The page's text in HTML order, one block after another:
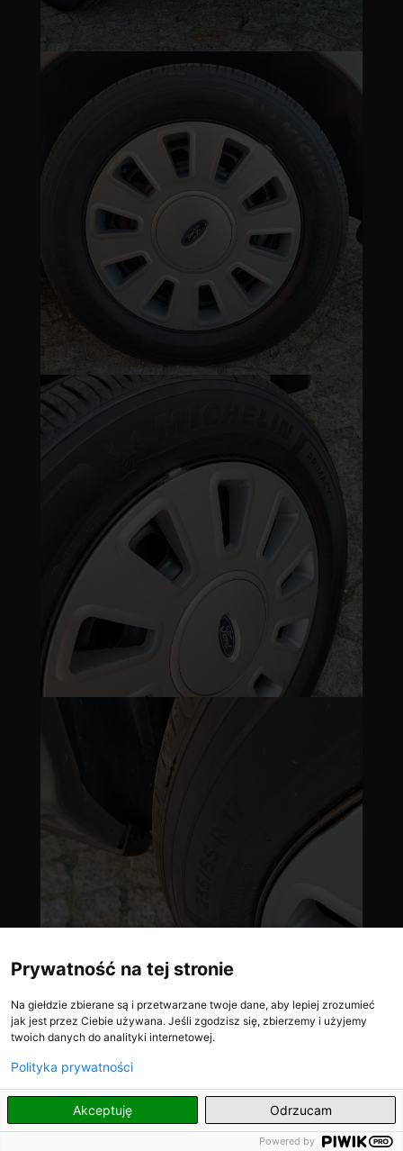
PL
Prywatność na tej stronie
Na giełdzie zbierane są i przetwarzane twoje dane, aby lepiej zrozumieć
jak jest przez Ciebie używana. Jeśli zgodzisz się, zbierzemy i użyjemy
twoich danych do analityki internetowej.
Polityka prywatności
Akceptuję Odrzucam
Powered by